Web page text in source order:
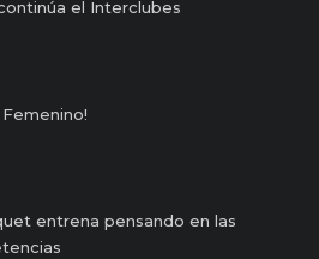
el Interclubes
entrena pensando en las